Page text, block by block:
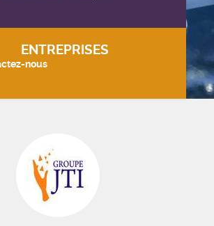
ENTREPRISES
nous